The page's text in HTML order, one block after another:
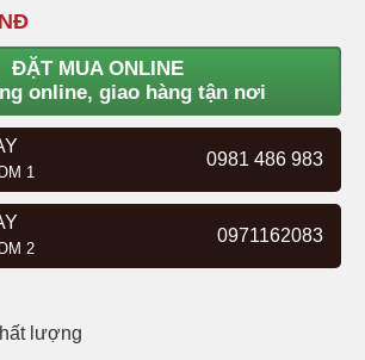
ĐẶT MUA ONLINE
online, giao hàng tận nơi
1
0981 486 983
2
0971162083
lượng